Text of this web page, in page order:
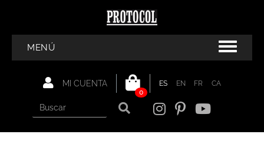
MENÚ
ES EN FR
CA
0
MI CUENTA